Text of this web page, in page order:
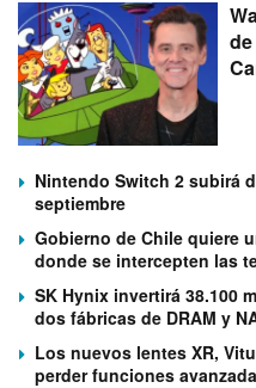
Nintendo Switch 2 subirá
septiembre
Gobierno de Chile quiere
donde se intercepten las
SK Hynix invertirá 38.100
dos fábricas de DRAM y
Los nuevos lentes XR,
perder funciones